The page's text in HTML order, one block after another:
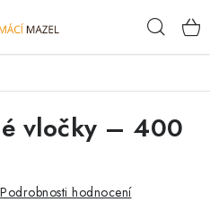
vločky – 400
Podrobnosti hodnocení